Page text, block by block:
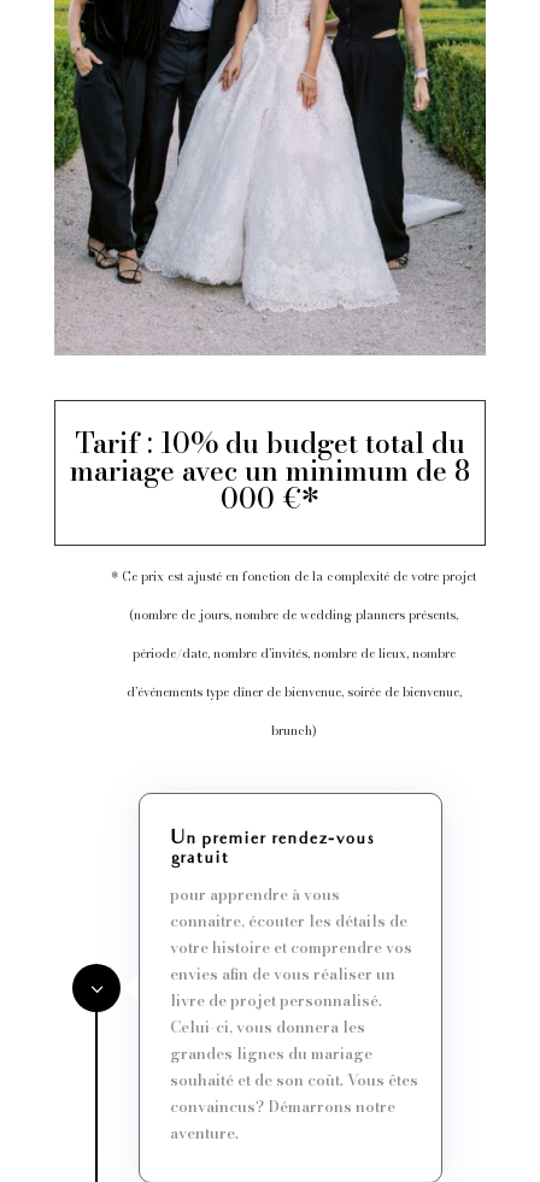
Tarif : 10% du budget total du
mariage avec un minimum de 8
000 €*
* Ce prix est ajusté en fonction de la complexité de votre projet
(nombre de jours, nombre de wedding planners présents,
période/date, nombre d’invités, nombre de lieux, nombre
d’événements type dîner de bienvenue, soirée de bienvenue,
brunch)
Un premier rendez-vous
gratuit
pour apprendre à vous
connaitre, écouter les détails de
votre histoire et comprendre vos
envies afin de vous réaliser un
livre de projet personnalisé.
Celui-ci, vous donnera les
grandes lignes du mariage
souhaité et de son coût. Vous êtes
convaincus? Démarrons notre
aventure.